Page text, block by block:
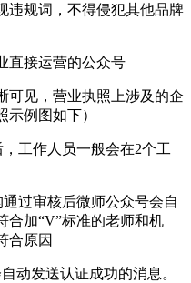
违规词，不得侵犯其他品牌
直接运营的公众号
可见，营业执照上涉及的企
例图如下）
工作人员一般会在2个工
过审核后微师公众号会自
合加“V”标准的老师和机
合原因
动发送认证成功的消息。